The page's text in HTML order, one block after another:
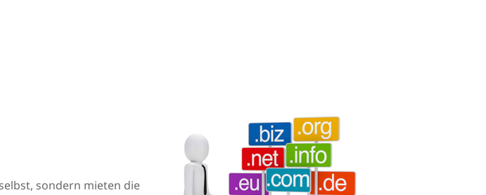
sondern mieten die